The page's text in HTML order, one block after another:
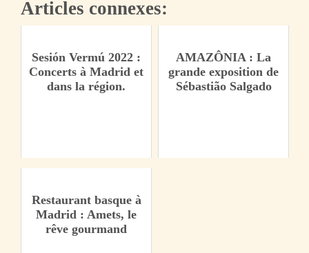
Articles connexes:
Sesión Vermú 2022 :
Concerts à Madrid et
dans la région.
AMAZÔNIA : La
grande exposition de
Sébastião Salgado
Restaurant basque à
Madrid : Amets, le
rêve gourmand